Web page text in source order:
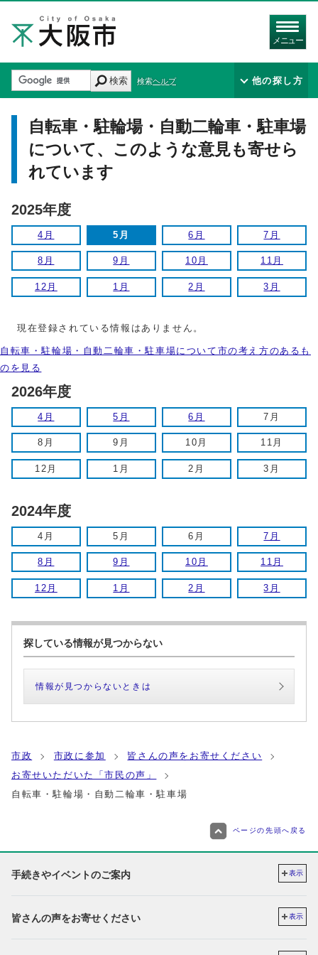
メニュー
検索 検索ヘルプ 他の探し方
自転車・駐輪場・自動二輪車・駐車場
について、このような意見も寄せら
れています
2025年度
4月 5月 6月 7月
8月 9月 10月 11月
12月 1月 2月 3月
現在登録されている情報はありません。
自転車・駐輪場・自動二輪車・駐車場について市の考え方のあるも
のを見る
2026年度
4月 5月 6月 7月
8月 9月 10月 11月
12月 1月 2月 3月
2024年度
4月 5月 6月 7月
8月 9月 10月 11月
12月 1月 2月 3月
探している情報が見つからない
情報が見つからないときは
市政 市政に参加
皆さんの声をお寄せください
お寄せいただいた「市民の声」
自転車・駐輪場・自動二輪車・駐車場
ページの先頭へ戻る
手続きやイベントのご案内 表示
皆さんの声をお寄せください 表示